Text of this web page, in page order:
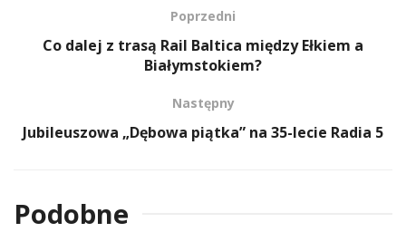
Poprzedni
Co dalej z trasą Rail Baltica między Ełkiem a
Białymstokiem?
Następny
Jubileuszowa „Dębowa piątka” na 35-lecie Radia 5
Podobne